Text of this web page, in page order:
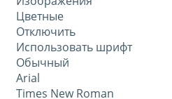
Цветные
Отключить
Использовать шрифт
Обычный
Arial
Times New Roman